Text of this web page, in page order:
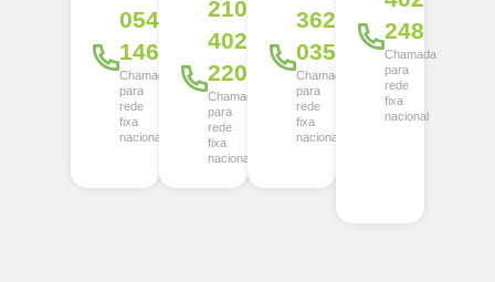
054
146
Chamada
para
rede
fixa
nacional
210
402
220
Chamada
para
rede
fixa
nacional
362
035
Chamada
para
rede
fixa
nacional
248
Chamada
para
rede
fixa
nacional